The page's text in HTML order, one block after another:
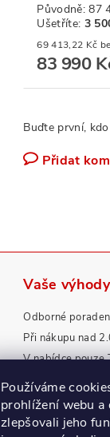
Původně:87
Ušetříte: 3
69
83 990
Buďte první,
Přidat
Vaše výhody
Odborné
Při nákupu nad
V nabídce pouze
Nadstandardní
Používáme
prohlížení webu a
zlepšovali jeho